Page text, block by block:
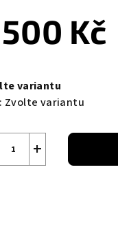
Kč
variantu
Zvolte variantu
+